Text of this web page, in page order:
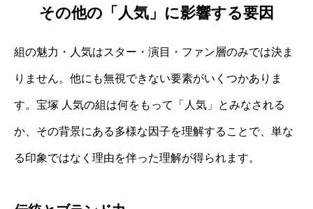
その他の「人気」に影響する要因
組の魅力・人気はスター・演目・ファン層のみでは決ま
りません。他にも無視できない要素がいくつかありま
す。宝塚 人気の組は何をもって「人気」とみなされる
か、その背景にある多様な因子を理解することで、単な
る印象ではなく理由を伴った理解が得られます。